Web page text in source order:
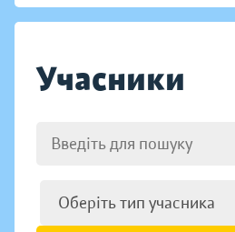
Учасники